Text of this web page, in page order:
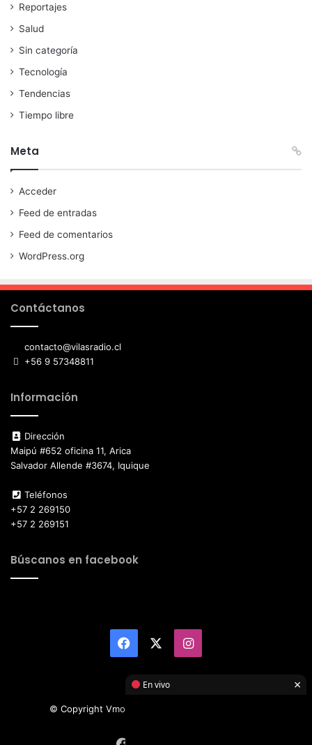
Reportajes
Salud
Sin categoría
Tecnología
Tendencias
Tiempo libre
Meta
Acceder
Feed de entradas
Feed de comentarios
WordPress.org
Contáctanos
contacto@vilasradio.cl
+56 9 57348811
Información
Dirección
Maipú #652 oficina 11, Arica
Salvador Allende #3674, Iquique
Teléfonos
+57 2 269150
+57 2 269151
Búscanos en facebook
Facebook Instagram
© Copyright Vmotor TI 2026, All Rights Reserved
En vivo ×